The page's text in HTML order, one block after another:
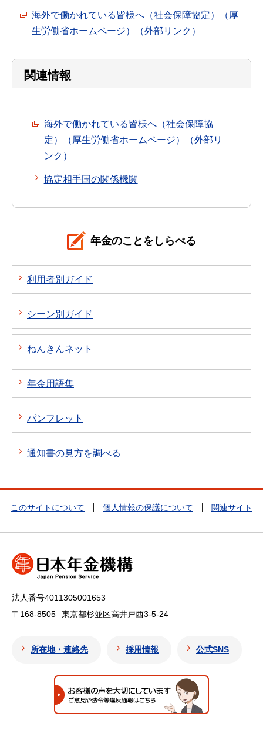
海外で働かれている皆様へ（社会保障協定）（厚
生労働省ホームページ）（外部リンク）
関連情報
海外で働かれている皆様へ（社会保障協
定）（厚生労働省ホームページ）（外部リ
ンク）
協定相手国の関係機関
年金のことをしらべる
利用者別ガイド
シーン別ガイド
ねんきんネット
年金用語集
パンフレット
通知書の見方を調べる
このサイトについて 個人情報の保護について 関連サイト
法人番号4011305001653
〒168-8505
東京都杉並区高井戸西3-5-24
所在地・連絡先 採用情報 公式SNS